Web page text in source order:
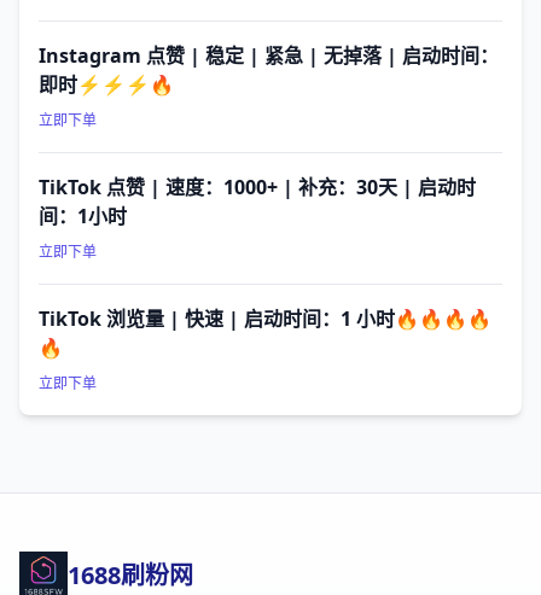
Instagram 点赞 | 稳定 | 紧急 | 无掉落 | 启动时间：
即时⚡⚡⚡🔥
立即下单
TikTok 点赞 | 速度：1000+ | 补充：30天 | 启动时
间：1小时
立即下单
TikTok 浏览量 | 快速 | 启动时间：1 小时🔥🔥🔥🔥
🔥
立即下单
1688刷粉网